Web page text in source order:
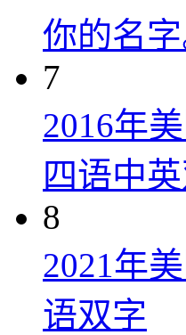
你的名
7
2016年
四语中
8
2021年
语双字